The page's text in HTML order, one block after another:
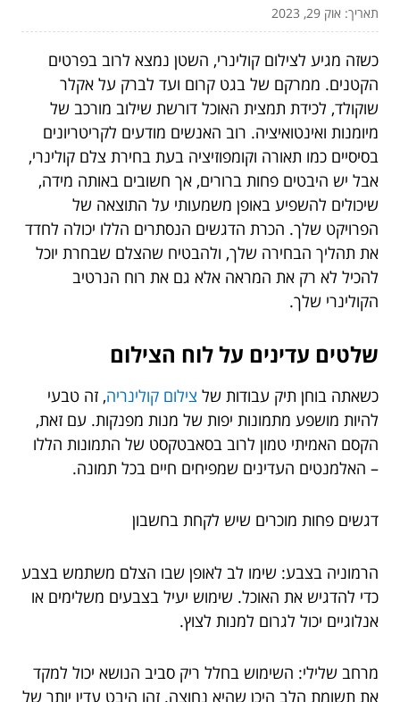
תאריך: אוק 29, 2023
כשזה מגיע לצילום קולינרי, השטן נמצא לרוב בפרטים
הקטנים. ממרקם של בגט קרום ועד לברק על אקלר
שוקולד, לכידת תמצית האוכל דורשת שילוב מורכב של
מיומנות ואינטואיציה. רוב האנשים מודעים לקריטריונים
בסיסיים כמו תאורה וקומפוזיציה בעת בחירת צלם קולינרי,
אבל יש היבטים פחות ברורים, אך חשובים באותה מידה,
שיכולים להשפיע באופן משמעותי על התוצאה של
הפרויקט שלך. הכרת הדגשים הנסתרים הללו יכולה לחדד
את תהליך הבחירה שלך, ולהבטיח שהצלם שבחרת יוכל
להכיל לא רק את המראה אלא גם את רוח הנרטיב
הקולינרי שלך.
שלטים עדינים על לוח הצילום
כשאתה בוחן תיק עבודות של צילום קולינריה, זה טבעי
להיות מושפע מתמונות יפות של מנות מפנקות. עם זאת,
הקסם האמיתי טמון לרוב בסאבטקסט של התמונות הללו
– האלמנטים העדינים שמפיחים חיים בכל תמונה.
דגשים פחות מוכרים שיש לקחת בחשבון
הרמוניה בצבע: שימו לב לאופן שבו הצלם משתמש בצבע
כדי להדגיש את האוכל. שימוש יעיל בצבעים משלימים או
אנלוגיים יכול לגרום למנות לצוץ.
מרחב שלילי: השימוש בחלל ריק סביב הנושא יכול למקד
את תשומת הלב היכן שהיא נחוצה. זהו היבט עדין יותר של